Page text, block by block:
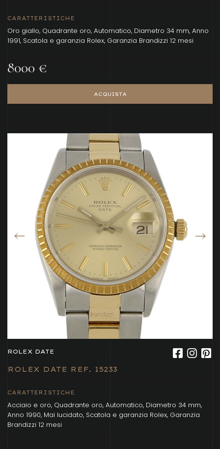
CARATTERISTICHE
Oro giallo, Quadrante oro, Automatico, Diametro 34 mm, Anno
1991, Scatola e garanzia Rolex, Garanzia Brandizzi 12 mesi
8000 €
ACQUISTA
ROLEX DATE
ROLEX DATE REF. 15233
CARATTERISTICHE
Acciaio e oro, Quadrante oro, Automatico, Diametro 34 mm,
Anno 1990, Mai lucidato, Scatola e garanzia Rolex, Garanzia
Brandizzi 12 mesi